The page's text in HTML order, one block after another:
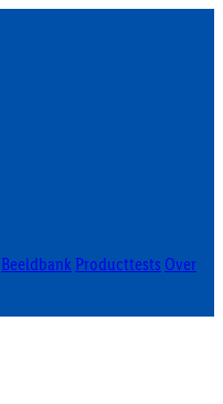
Beeldbank Producttests Over